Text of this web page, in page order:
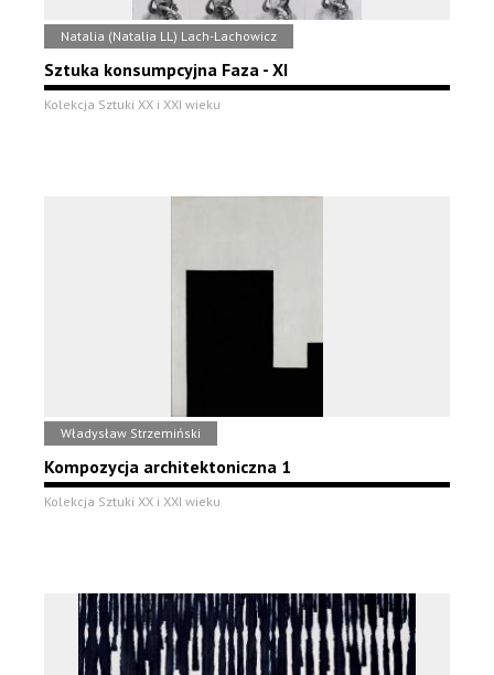
Natalia (Natalia LL) Lach-Lachowicz
Sztuka konsumpcyjna Faza - XI
Kolekcja Sztuki XX i XXI wieku
Władysław Strzemiński
Kompozycja architektoniczna 1
Kolekcja Sztuki XX i XXI wieku